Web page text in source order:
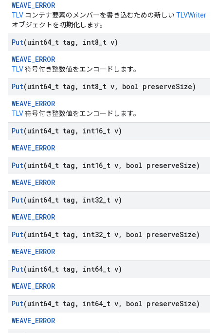
WEAVE_ERROR
TLV コンテナ要素のメンバーを書き込むための新しい TLVWriter
オブジェクトを初期化します。
Put(uint64 t tag , int8 t v)
WEAVE_ERROR
TLV符号付き整数値をエンコードします。
Put(uint64 t tag , int8 t v, bool preserveSize)
WEAVE_ERROR
TLV符号付き整数値をエンコードします。
Put(uint64 t tag , int16 t v)
WEAVE_ERROR
Put(uint64 t tag , int16 t v, bool preserveSize)
WEAVE_ERROR
Put(uint64 t tag , int32 t v)
WEAVE_ERROR
Put(uint64 t tag , int32 t v, bool preserveSize)
WEAVE_ERROR
Put(uint64 t tag , int64 t v)
WEAVE_ERROR
Put(uint64 t tag , int64 t v, bool preserveSize)
WEAVE_ERROR